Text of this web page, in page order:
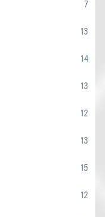
7
13
14
13
12
13
15
12